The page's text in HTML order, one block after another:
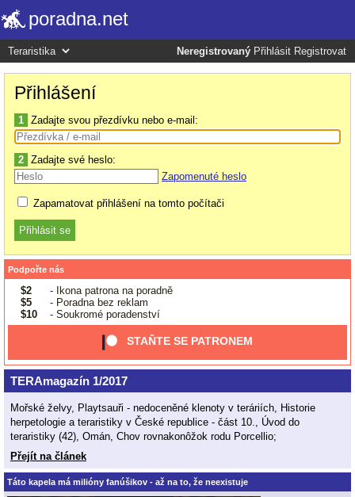
poradna.net
Neregistrovaný Přihlásit Registrovat
Přihlášení
1 Zadajte svou přezdívku nebo e-mail:
2 Zadajte své heslo:
Zapomenuté heslo
Zapamatovat přihlášení na tomto počítači
Podpořte nás
$2
- Ikona patrona na poradně
$5
- Poradna bez reklam
$10
- Soukromé poradenství
STAŇTE SE PATRONEM
TERAmagazín 1/2017
Mořské želvy, Playtsauři - nedoceněné klenoty v teráriích, Historie
herpetologie a teraristiky v České republice - část 10., Úvod do
teraristiky (42), Omán, Chov rovnakonôžok rodu Porcellio;
Přejít na článek
Táto kapela má milióny fanúšikov - až na to, že neexistuje